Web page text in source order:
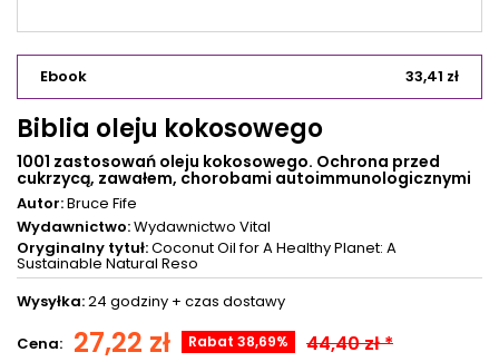
Ebook 33,41 zł
Biblia oleju kokosowego
1001 zastosowań oleju kokosowego. Ochrona przed
cukrzycą, zawałem, chorobami autoimmunologicznymi
Autor:Bruce Fife
Wydawnictwo:Wydawnictwo Vital
Oryginalny tytuł:Coconut Oil for A Healthy Planet: A
Sustainable Natural Reso
Wysyłka:24 godziny + czas dostawy
Cena: 27,22 zł Rabat 38,69% 44,40 zł *